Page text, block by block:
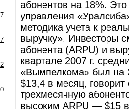
абонентов на 18%. Это
управления
методика учета к
выручку». Инвесторы
абонента (ARPU) и
квартале 2007 г.
«Вымпелкома» был на
$13,4 в месяц,
трехмесячную
высоким ARPU — $15